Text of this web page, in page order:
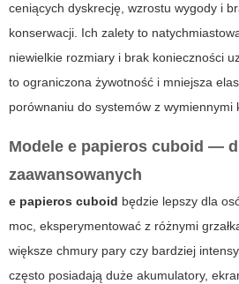
ceniących dyskrecję, wzrostu wygody i
konserwacji. Ich zalety to
niewielkie rozmiary i brak konieczności
to ograniczona żywotność i mniejsza
porównaniu do systemów z wymiennymi
Modele e papieros cuboid —
zaawansowanych
e papieros cuboid będzie lepszy dla
moc, eksperymentować z różnymi
większe chmury pary czy bardziej
często posiadają duże akumulatory,